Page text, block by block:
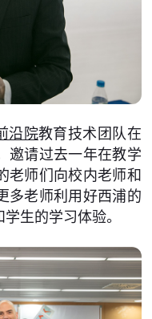
沿院教育技术团队在
邀请过去一年在教学
老师们向校内老师和
多老师利用好西浦的
生的学习体验。